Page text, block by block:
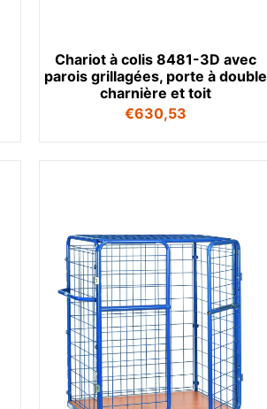
Chariot à colis 8481-3D avec
parois grillagées, porte à double
charnière et toit
€630,53